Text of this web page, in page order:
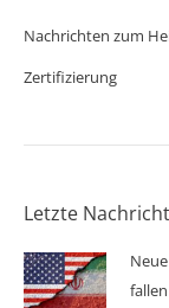
Nachrichten zum
Zertifizierung
Letzte
fallen